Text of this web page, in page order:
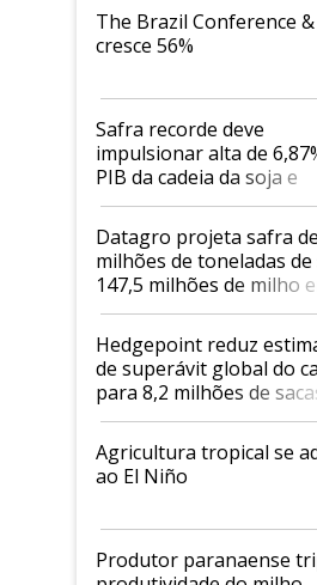
The Brazil Conference
cresce 56%
Safra recorde deve
impulsionar alta de
PIB da cadeia da soja e
biodiesel em 2026
Datagro projeta safra
milhões de toneladas de
147,5 milhões de milho
2026/27
Hedgepoint reduz
de superávit global do
para 8,2 milhões de
Agricultura tropical se
ao El Niño
Produtor paranaense